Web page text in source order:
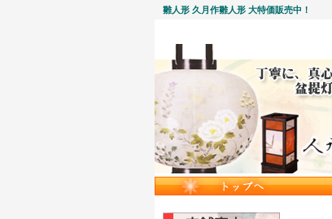
雛人形 久月作雛人形 大特価販売中！